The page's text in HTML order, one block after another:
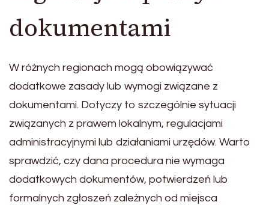
dokumentami
W różnych regionach mogą obowiązywać
dodatkowe zasady lub wymogi związane z
dokumentami. Dotyczy to szczególnie sytuacji
związanych z prawem lokalnym, regulacjami
administracyjnymi lub działaniami urzędów. Warto
sprawdzić, czy dana procedura nie wymaga
dodatkowych dokumentów, potwierdzeń lub
formalnych zgłoszeń zależnych od miejsca